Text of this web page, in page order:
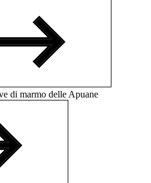
di marmo delle Apuane